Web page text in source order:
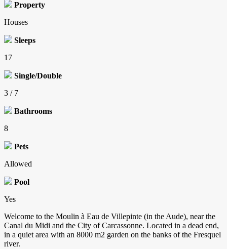
Property
Houses
Sleeps
17
Single/Double
3 / 7
Bathrooms
8
Pets
Allowed
Pool
Yes
Welcome to the Moulin à Eau de Villepinte (in the Aude), near the
Canal du Midi and the City of Carcassonne. Located in a dead end,
in a quiet area with an 8000 m2 garden on the banks of the Fresquel
river.